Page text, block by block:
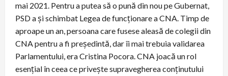
mai 2021. Pentru a putea să o pună din nou pe Gubernat,
PSD a și schimbat Legea de funcționare a CNA. Timp de
aproape un an, persoana care fusese aleasă de colegii din
CNA pentru a fi președintă, dar îi mai trebuia validarea
Parlamentului, era Cristina Pocora. CNA joacă un rol
esențial în ceea ce privește supravegherea conținutului